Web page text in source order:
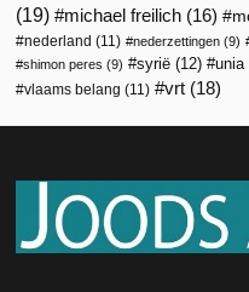
(19)
michael freilich (16)
nederland (11) nederzettingen (9)
shimon peres (9) syrië (12) unia
vlaams belang (11) vrt (18)